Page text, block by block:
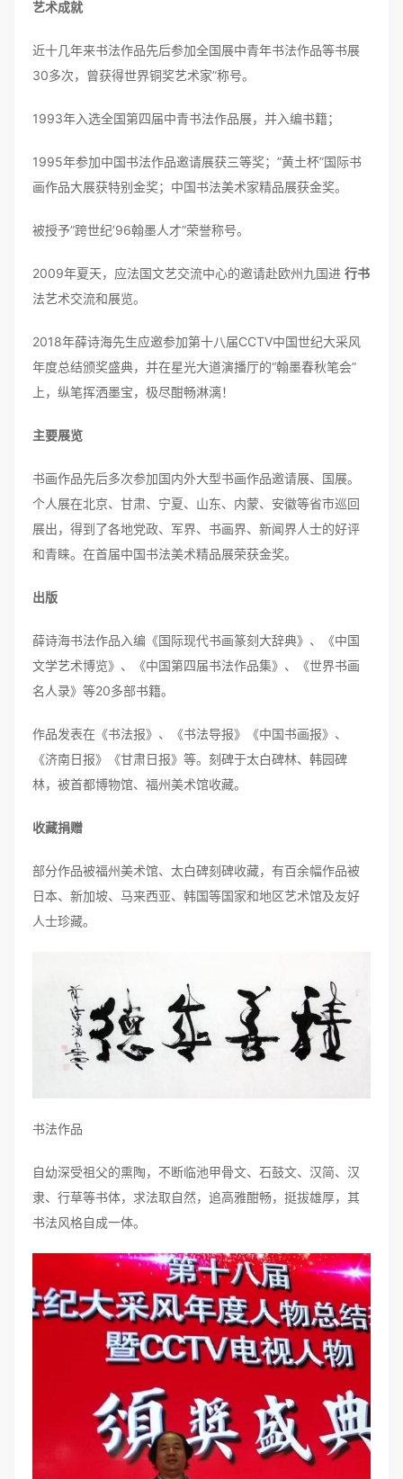
艺术成就
近十几年来书法作品先后参加全国展中青年书法作品等书展
30多次，曾获得世界铜奖艺术家”称号。
1993年入选全国第四届中青书法作品展，并入编书籍；
1995年参加中国书法作品邀请展获三等奖；”黄土杯”国际书
画作品大展获特别金奖；中国书法美术家精品展获金奖。
被授予”跨世纪’96翰墨人才”荣誉称号。
2009年夏天，应法国文艺交流中心的邀请赴欧州九国进 行书
法艺术交流和展览。
2018年薛诗海先生应邀参加第十八届CCTV中国世纪大采风
年度总结颁奖盛典，并在星光大道演播厅的“翰墨春秋笔会”
上，纵笔挥洒墨宝，极尽酣畅淋漓！
主要展览
书画作品先后多次参加国内外大型书画作品邀请展、国展。
个人展在北京、甘肃、宁夏、山东、内蒙、安徽等省市巡回
展出，得到了各地党政、军界、书画界、新闻界人士的好评
和青睐。在首届中国书法美术精品展荣获金奖。
出版
薛诗海书法作品入编《国际现代书画篆刻大辞典》、《中国
文学艺术博览》、《中国第四届书法作品集》、《世界书画
名人录》等20多部书籍。
作品发表在《书法报》、《书法导报》《中国书画报》、
《济南日报》《甘肃日报》等。刻碑于太白碑林、韩园碑
林，被首都博物馆、福州美术馆收藏。
收藏捐赠
部分作品被福州美术馆、太白碑刻碑收藏，有百余幅作品被
日本、新加坡、马来西亚、韩国等国家和地区艺术馆及友好
人士珍藏。
书法作品
自幼深受祖父的熏陶，不断临池甲骨文、石鼓文、汉简、汉
隶、行草等书体，求法取自然，追高雅酣畅，挺拔雄厚，其
书法风格自成一体。